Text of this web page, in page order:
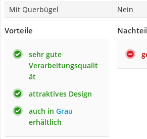
Mit Querbügel
Nein
Vorteile
sehr gute
Verarbeitungsqualit
ät
attraktives Design
auch in Grau
erhältlich